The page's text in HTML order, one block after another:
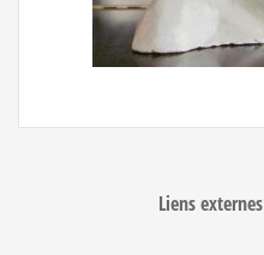
Liens externes